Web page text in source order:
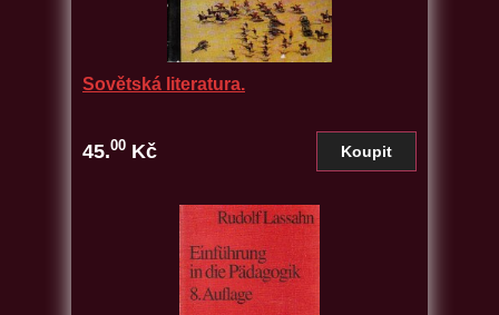
Sovětská literatura.
45.00 Kč